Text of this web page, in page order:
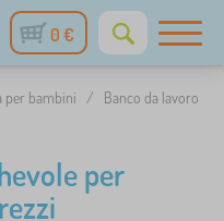
0 €
per bambini /
Banco da lavoro
per